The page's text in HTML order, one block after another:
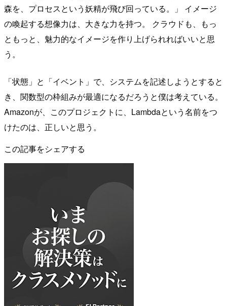
森を、プロセスという妖精が飛び回っている。」 イメージ
の喚起する想像力は、大きな力を持つ。 クラウドも、もっ
ともっと、魅力的なイメージを作り上げられればいいと思
う。
「状態」と「イベント」で、システムを記述しようとすると
き、関数型の枠組みが最適になるだろうと僕は考えている。
Amazonが、このプロジェクトに、Lambdaという名前をつ
けたのは、正しいと思う。
この記事をシェアする